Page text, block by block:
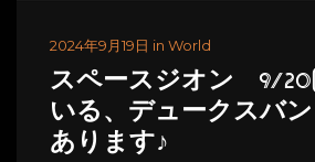
2024年9月19日 in World
スペースジオン 9/
いる、デュークスバ
あります♪